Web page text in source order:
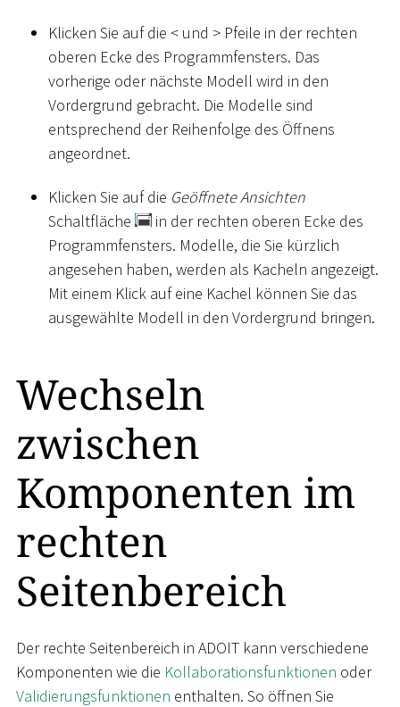
Klicken Sie auf die < und > Pfeile in der rechten
oberen Ecke des Programmfensters. Das
vorherige oder nächste Modell wird in den
Vordergrund gebracht. Die Modelle sind
entsprechend der Reihenfolge des Öffnens
angeordnet.
Klicken Sie auf die Geöffnete Ansichten
Schaltfläche
in der rechten oberen Ecke des
Programmfensters. Modelle, die Sie kürzlich
angesehen haben, werden als Kacheln angezeigt.
Mit einem Klick auf eine Kachel können Sie das
ausgewählte Modell in den Vordergrund bringen.
Wechseln
zwischen
Komponenten im
rechten
Seitenbereich
Der rechte Seitenbereich in ADOIT kann verschiedene
Komponenten wie die Kollaborationsfunktionen oder
Validierungsfunktionen enthalten. So öffnen Sie